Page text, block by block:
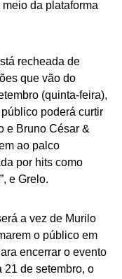
da plataforma
recheada de
que vão do
(quinta-feira),
poderá curtir
e Bruno César &
ao palco
por hits como
e Grelo.
a vez de Murilo
o público em
encerrar o evento
21 de setembro, o